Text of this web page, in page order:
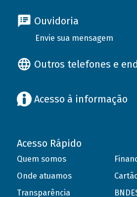
Ouvidoria
Envie sua mensagem
Outros telefones e
Acesso à informação
Acesso Rápido
Quem somos
Onde atuamos
Transparência